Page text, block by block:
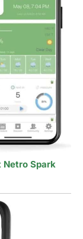
Netro Spark